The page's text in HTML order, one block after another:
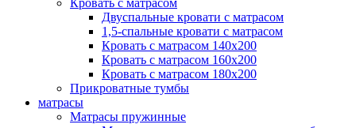
Кровать с матрасом
Двуспальные кровати с матрасом
1,5-спальные кровати с матрасом
Кровать с матрасом 140х200
Кровать с матрасом 160х200
Кровать с матрасом 180х200
Прикроватные тумбы
матрасы
Матрасы пружинные